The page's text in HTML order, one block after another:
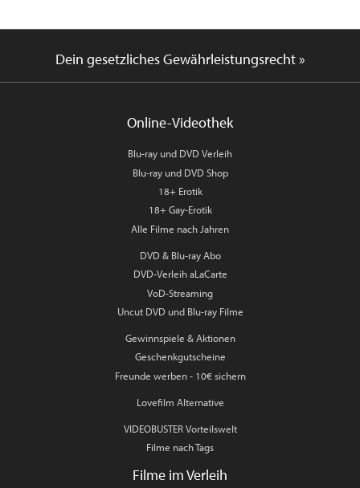
Dein gesetzliches Gewährleistungsrecht »
Online-Videothek
Blu-ray und DVD Verleih
Blu-ray und DVD Shop
18+ Erotik
18+ Gay-Erotik
Alle Filme nach Jahren
DVD & Blu-ray Abo
DVD-Verleih aLaCarte
VoD-Streaming
Uncut DVD und Blu-ray Filme
Gewinnspiele & Aktionen
Geschenkgutscheine
Freunde werben - 10€ sichern
Lovefilm Alternative
VIDEOBUSTER Vorteilswelt
Filme nach Tags
Filme im Verleih